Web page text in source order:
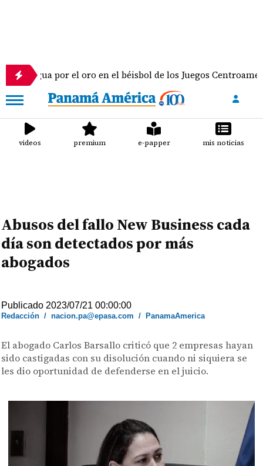
por el oro en el béisbol de los Juegos
videos premium e-papper mis noticias
Abusos del fallo New Business cada
día son detectados por más
abogados
Publicado 2023/07/21 00:00:00
Redacción /nacion.pa@epasa.com / PanamaAmerica
El abogado Carlos Barsallo criticó que 2 empresas hayan
sido castigadas con su disolución cuando ni siquiera se
les dio oportunidad de defenderse en el juicio.